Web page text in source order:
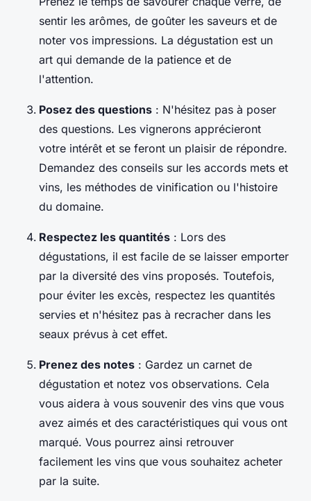
sentir les arômes, de goûter les saveurs et de
noter vos impressions. La dégustation est un
art qui demande de la patience et de
l'attention.
Posez des questions : N'hésitez pas à poser
des questions. Les vignerons apprécieront
votre intérêt et se feront un plaisir de répondre.
Demandez des conseils sur les accords mets et
vins, les méthodes de vinification ou l'histoire
du domaine.
Respectez les quantités : Lors des
dégustations, il est facile de se laisser emporter
par la diversité des vins proposés. Toutefois,
pour éviter les excès, respectez les quantités
servies et n'hésitez pas à recracher dans les
seaux prévus à cet effet.
Prenez des notes : Gardez un carnet de
dégustation et notez vos observations. Cela
vous aidera à vous souvenir des vins que vous
avez aimés et des caractéristiques qui vous ont
marqué. Vous pourrez ainsi retrouver
facilement les vins que vous souhaitez acheter
par la suite.